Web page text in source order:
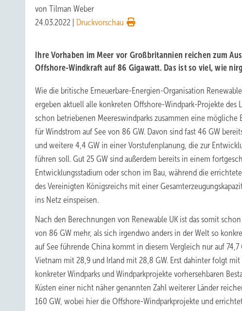
von Tilman Weber
24.03.2022
Druckvorschau
Ihre Vorhaben im Meer vor Großbritannien reichen zum
Offshore-Windkraft auf 86 Gigawatt. Das ist so viel, wie
Wie die britische Erneuerbare-Energien-Organisation
ergeben aktuell alle konkreten Offshore-Windpark-Projekte des
schon betriebenen Meereswindparks zusammen eine mögliche
für Windstrom auf See von 86 GW. Davon sind fast 46 GW
und weitere 4,4 GW in einer Vorstufenplanung, die zur
führen soll. Gut 25 GW sind außerdem bereits in einem
Entwicklungsstadium oder schon im Bau, während die
des Vereinigten Königsreichs mit einer
ins Netz einspeisen.
Nach den Berechnungen von Renewable UK ist das somit
von 86 GW mehr, als sich irgendwo anders in der Welt so
auf See führende China kommt in diesem Vergleich nur auf
Vietnam mit 28,9 und Irland mit 28,8 GW. Erst dahinter folgt
konkreter Windparks und Windparkprojekte vorhersehbaren
Küsten einer nicht näher genannten Zahl weiterer Länder
160 GW, wobei hier die Offshore-Windparkprojekte und